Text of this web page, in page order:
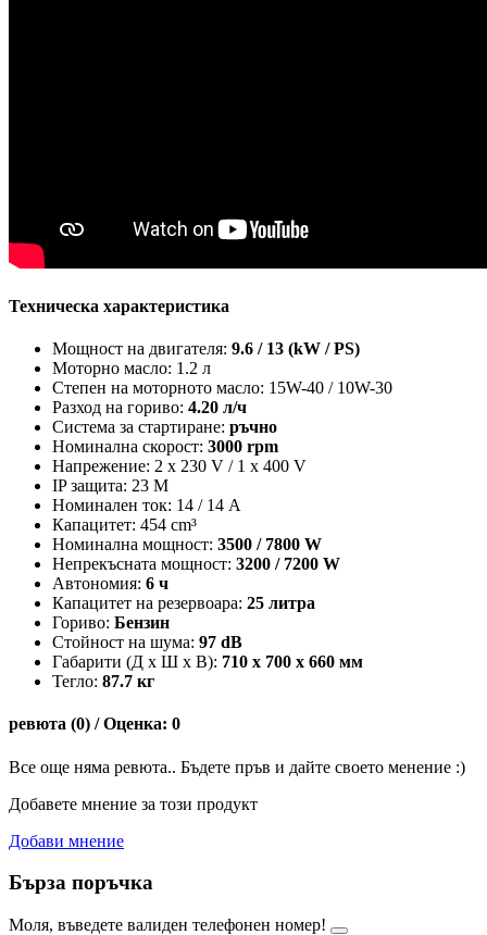
Техническа характеристика
Мощност на двигателя: 9.6 / 13 (kW / PS)
Моторно масло: 1.2 л
Степен на моторното масло: 15W-40 / 10W-30
Разход на гориво: 4.20 л/ч
Система за стартиране: ръчно
Номинална скорост: 3000 rpm
Напрежение: 2 x 230 V / 1 x 400 V
IP защита: 23 M
Номинален ток: 14 / 14 A
Капацитет: 454 cm³
Номинална мощност: 3500 / 7800 W
Непрекъсната мощност: 3200 / 7200 W
Автономия: 6 ч
Капацитет на резервоара: 25 литра
Гориво: Бензин
Стойност на шума: 97 dB
Габарити (Д х Ш х В): 710 х 700 х 660 мм
Тегло: 87.7 кг
ревюта (0) / Оценка: 0
Все още няма ревюта.. Бъдете пръв и дайте своето менение :)
Добавете мнение за този продукт
Добави мнение
Бърза поръчка
Моля, въведете валиден телефонен номер!